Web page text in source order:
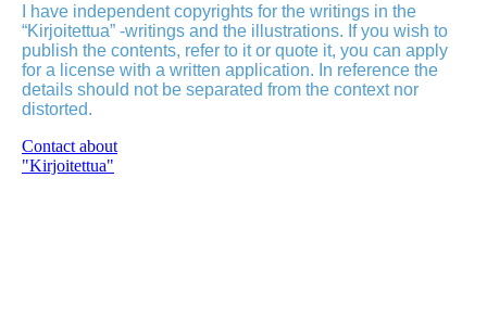
I have independent copyrights for the writings in the
“Kirjoitettua” -writings and the illustrations. If you wish to
publish the contents, refer to it or quote it, you can apply
for a license with a written application. In reference the
details should not be separated from the context nor
distorted.
Contact about
"Kirjoitettua"